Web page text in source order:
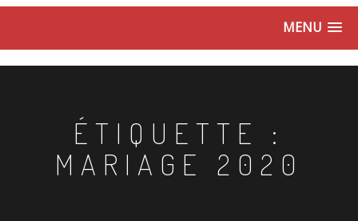
MENU
ÉTIQUETTE :
MARIAGE 2020